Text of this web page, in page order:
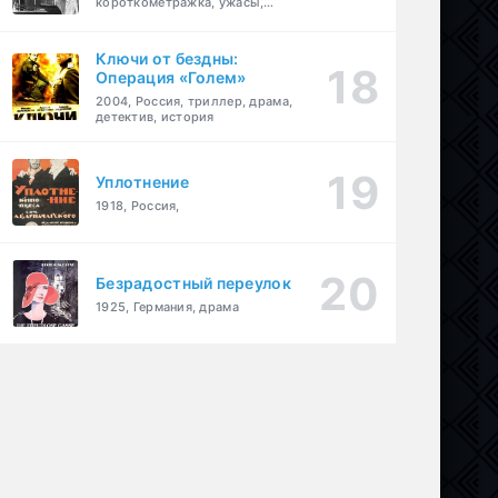
Ключи от бездны:
Операция «Голем»
2004, Россия, триллер, драма,
детектив, история
Уплотнение
1918, Россия,
Безрадостный переулок
1925, Германия, драма